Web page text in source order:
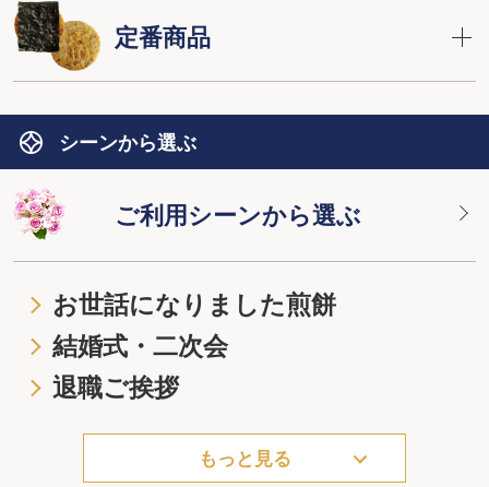
定番商品
シーンから選ぶ
ご利用シーンから選ぶ
お世話になりました煎餅
結婚式・二次会
退職ご挨拶
もっと見る